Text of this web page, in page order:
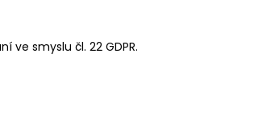
smyslu čl. 22 GDPR.